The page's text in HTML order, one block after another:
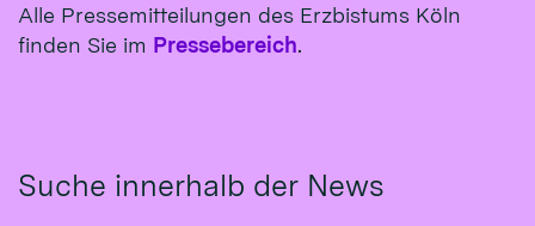
Alle Pressemitteilungen des Erzbistums Köln
finden Sie im Pressebereich.
Suche innerhalb der News